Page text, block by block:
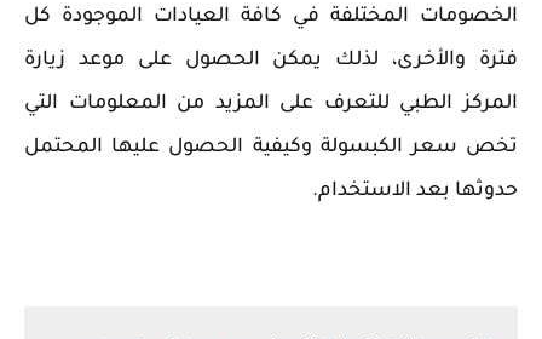
الخصومات المختلفة في كافة العيادات الموجودة كل
فترة والأخرى، لذلك يمكن الحصول على موعد زيارة
المركز الطبي للتعرف على المزيد من المعلومات التي
تخص سعر الكبسولة وكيفية الحصول عليها المحتمل
حدوثها بعد الاستخدام.